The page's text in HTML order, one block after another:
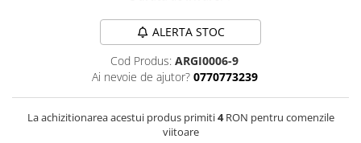
Bijuterii piatra lunii
ALERTA STOC
Cod Produs: ARGI0006-9
Ai nevoie de ajutor? 0770773239
La achizitionarea acestui produs primiti4RON pentru comenzile
viitoare